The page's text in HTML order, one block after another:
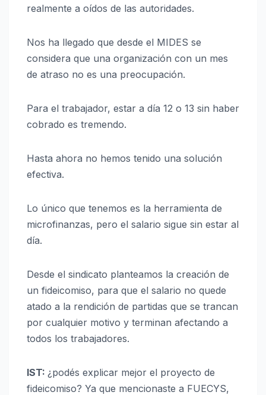
realmente a oídos de las autoridades.
Nos ha llegado que desde el MIDES se
considera que una organización con un mes
de atraso no es una preocupación.
Para el trabajador, estar a día 12 o 13 sin haber
cobrado es tremendo.
Hasta ahora no hemos tenido una solución
efectiva.
Lo único que tenemos es la herramienta de
microfinanzas, pero el salario sigue sin estar al
día.
Desde el sindicato planteamos la creación de
un fideicomiso, para que el salario no quede
atado a la rendición de partidas que se trancan
por cualquier motivo y terminan afectando a
todos los trabajadores.
IST: ¿podés explicar mejor el proyecto de
fideicomiso? Ya que mencionaste a FUECYS,